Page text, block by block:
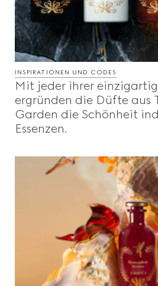
INSPIRATIONEN UND CODES
Mit jeder ihrer
ergründen die Düfte aus
Garden die Schönheit
Essenzen.